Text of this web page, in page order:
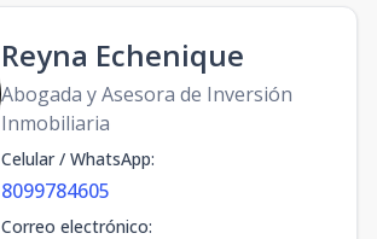
Reyna Echenique
Abogada y Asesora de Inversión
Inmobiliaria
Celular / WhatsApp:
8099784605
Correo electrónico: